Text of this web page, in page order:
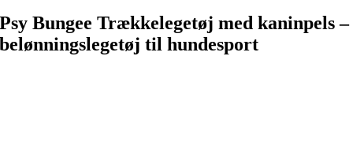
Psy Bungee Trækkelegetøj med kaninpels –
belønningslegetøj til hundesport